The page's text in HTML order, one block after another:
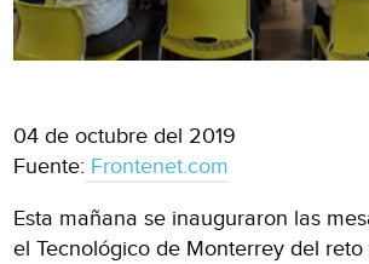
04 de octubre del 2019
Fuente: Frontenet.com
Esta mañana se inauguraron las
el Tecnológico de Monterrey del reto